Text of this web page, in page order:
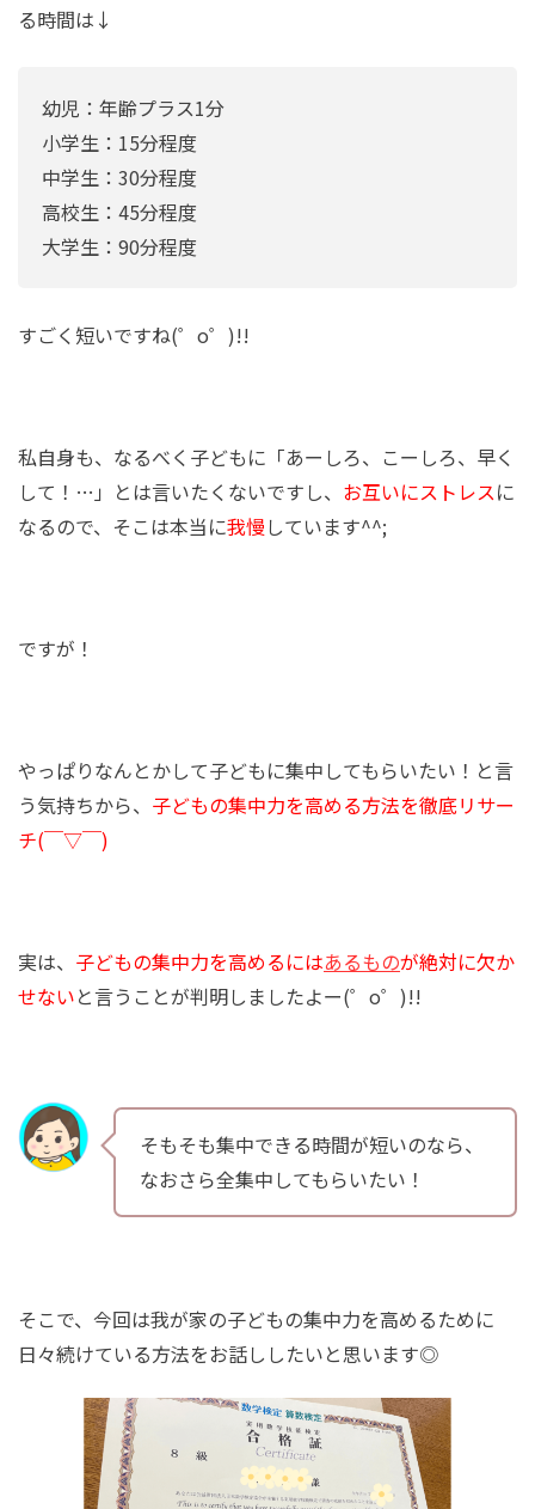
る時間は↓
幼児：年齢プラス1分
小学生：15分程度
中学生：30分程度
高校生：45分程度
大学生：90分程度
すごく短いですね(゜o゜)!!
私自身も、なるべく子どもに「あーしろ、こーしろ、早く
して！…」とは言いたくないですし、 お互いにストレスに
なるので、そこは本当に我慢 しています^^;
ですが！
やっぱりなんとかして子どもに集中してもらいたい！と言
う気持ちから、 子どもの集中力を高める方法を徹底リサー
チ(￣▽￣)
実は、 子どもの集中力を高めるにはあるものが絶対に欠か
せないと言うことが判明しましたよー(゜o゜)!!
そもそも集中できる時間が短いのなら、
なおさら全集中してもらいたい！
そこで、今回は我が家の子どもの集中力を高めるために
日々続けている方法をお話ししたいと思います◎